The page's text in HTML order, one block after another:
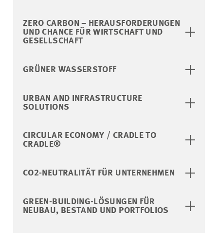
ZERO CARBON – HERAUSFORDERUNGEN
UND CHANCE FÜR WIRTSCHAFT UND
GESELLSCHAFT
GRÜNER WASSERSTOFF
URBAN AND INFRASTRUCTURE
SOLUTIONS
CIRCULAR ECONOMY / CRADLE TO
CRADLE®
CO2-NEUTRALITÄT FÜR UNTERNEHMEN
GREEN-BUILDING-LÖSUNGEN FÜR
NEUBAU, BESTAND UND PORTFOLIOS